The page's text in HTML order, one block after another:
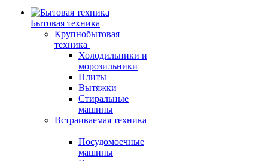
Бытовая техника
Крупнобытовая
техника
Холодильники и
морозильники
Плиты
Вытяжки
Стиральные
машины
Встраиваемая техника
Посудомоечные
машины